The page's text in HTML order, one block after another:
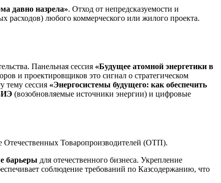
давно назрела». Отход от непредсказуемости и
расходов) любого коммерческого или жилого проекта.
Панельная сессия «Будущее атомной энергетики в
и проектировщиков это сигнал о стратегическом
тему сессия «Энергосистемы будущего: как обеспечить
(возобновляемые источники энергии) и цифровые
Товаропроизводителей (ОТП).
барьеры для отечественного бизнеса. Укрепление
соблюдение требований по Казсодержанию, что